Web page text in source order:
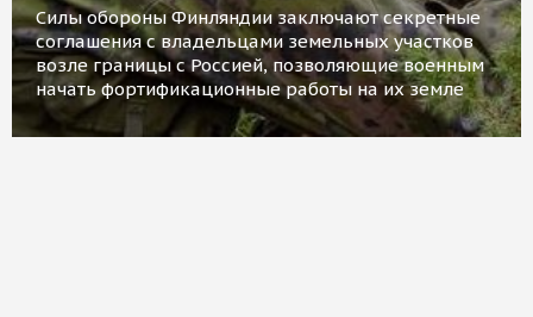
Силы обороны Финляндии заключают секретные
соглашения с владельцами земельных участков
возле границы с Россией, позволяющие военным
начать фортификационные работы на их земле